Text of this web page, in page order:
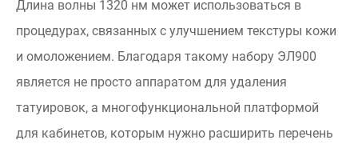
Длина волны 1320 нм может использоваться в
процедурах, связанных с улучшением текстуры кожи
и омоложением. Благодаря такому набору ЭЛ900
является не просто аппаратом для удаления
татуировок, а многофункциональной платформой
для кабинетов, которым нужно расширить перечень